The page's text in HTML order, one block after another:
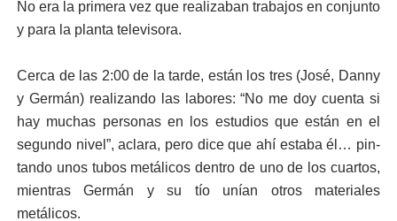
No era la primera vez que realiza­ban trabajos en conjunto
y para la planta televisora.
Cerca de las 2:00 de la tarde, están los tres (José, Danny
y Germán) reali­zando las labores: “No me doy cuenta si
hay muchas personas en los estudios que están en el
segundo nivel”, aclara, pero dice que ahí estaba él… pin­
tando unos tubos metáli­cos dentro de uno de los cuartos,
mientras Germán y su tío unían otros mate­riales
metálicos.